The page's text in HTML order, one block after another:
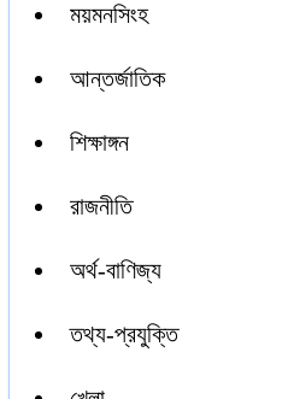
ময়মনসিংহ
আন্তর্জাতিক
শিক্ষাঙ্গন
রাজনীতি
অর্থ-বাণিজ্য
তথ্য-প্রযুক্তি